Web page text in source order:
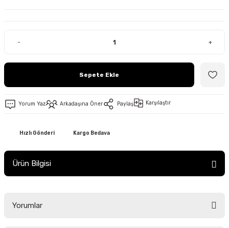
- +
Sepete Ekle
Yorum Yaz Arkadaşına Öner Paylaş Karşılaştır
Hızlı Gönderi Kargo Bedava
Ürün Bilgisi
Yorumlar